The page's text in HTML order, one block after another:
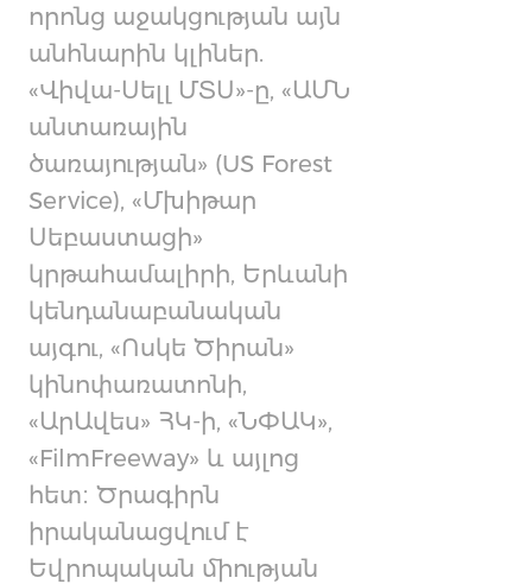
որոնց աջակցության այն
անհնարին կլիներ.
«Վիվա-Սելլ ՄՏՍ»-ը, «ԱՄՆ
անտառային
ծառայության» (US Forest
Service), «Մխիթար
Սեբաստացի»
կրթահամալիրի, Երևանի
կենդանաբանական
այգու, «Ոսկե Ծիրան»
կինոփառատոնի,
«ԱրԱվես» ՀԿ-ի, «ՆՓԱԿ»,
«FilmFreeway» և այլոց
հետ։ Ծրագիրն
իրականացվում է
Եվրոպական միության